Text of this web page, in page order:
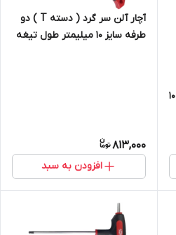
آچار دوچرخه چاقویی ( مشتی ) 10
آچار آلن سر گرد ( دسته T ) دو
طرفه سایز 10 میلیمتر طول تیغه
813,000
افزودن به سبد